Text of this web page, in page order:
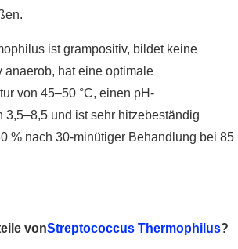
ist grampositiv, bildet keine
anaerob, hat eine optimale
von 45–50 °C, einen pH-
3,5–8,5 und ist sehr hitzebeständig
% nach 30-minütiger Behandlung bei 85
vonStreptococcus Thermophilus?